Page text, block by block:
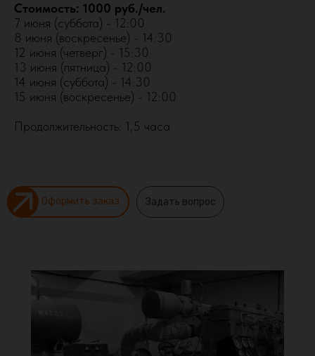
Стоимость: 1000 руб./чел.
7 июня (суббота) - 12:00
8 июня (воскресенье) - 14:30
12 июня (четверг) - 15:30
13 июня (пятница) - 12:00
14 июня (суббота) - 14:30
15 июня (воскресенье) - 12:00
Продолжительность: 1,5 часа
Оформить заказ Задать вопрос